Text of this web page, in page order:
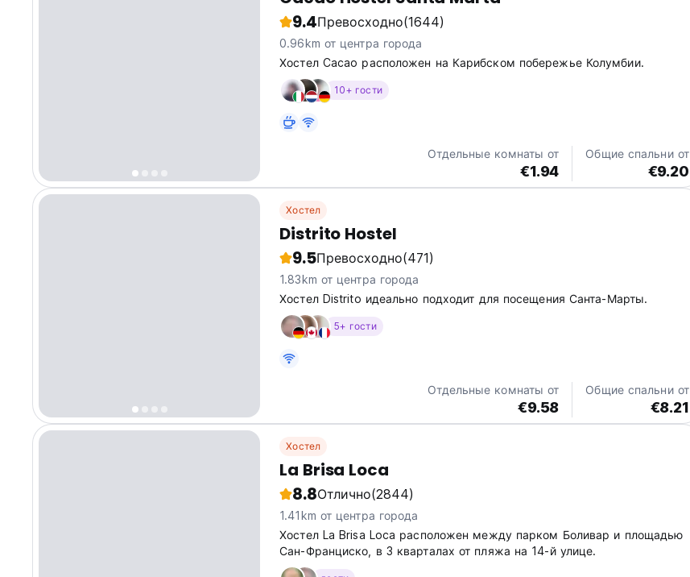
9.4Превосходно(1644)
0.96km от центра города
Хостел Cacao расположен на Карибском побережье Колумбии.
10+ гости
Отдельные комнаты от
€1.94
Общие спальни от
€9.20
Хостел
Distrito Hostel
9.5Превосходно(471)
1.83km от центра города
Хостел Distrito идеально подходит для посещения Санта-Марты.
5+ гости
Отдельные комнаты от
€9.58
Общие спальни от
€8.21
Хостел
La Brisa Loca
8.8Отлично(2844)
1.41km от центра города
Хостел La Brisa Loca расположен между парком Боливар и площадью
Сан-Франциско, в 3 кварталах от пляжа на 14-й улице.